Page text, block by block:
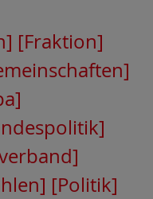
[Fraktion]
[Politik]